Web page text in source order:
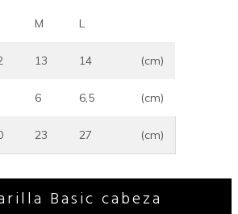
M L
13 14 (cm)
6 6,5 (cm)
23 27 (cm)
Basic cabeza